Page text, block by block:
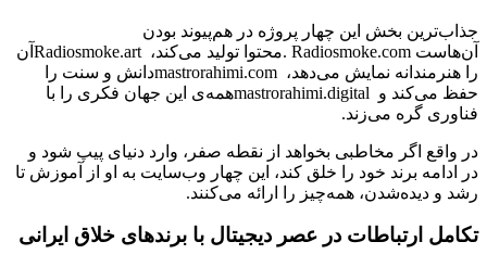
جذاب‌ترین بخش این چهار پروژه در هم‌پیوند بودن
آن‌هاست . Radiosmoke.comمحتوا تولید می‌کند، Radiosmoke.art آن
را هنرمندانه نمایش می‌دهد، mastrorahimi.comدانش و سنت را
حفظ می‌کند و mastrorahimi.digitalهمه‌ی این جهان فکری را با
فناوری گره می‌زند.
در واقع اگر مخاطبی بخواهد از نقطه صفر، وارد دنیای پیپ شود و
در ادامه برند خود را خلق کند، این چهار وب‌سایت به او از آموزش تا
رشد و دیده‌شدن، همه‌چیز را ارائه می‌کنند.
تکامل ارتباطات در عصر دیجیتال با برندهای خلاق ایرانی